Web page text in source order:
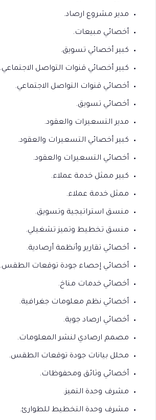
مدير مشروع ارصاد.
أخصائي مبيعات.
كبير أخصائي تسويق.
كبير أخصائي قنوات التواصل الاجتماعي.
أخصائي قنوات التواصل الاجتماعي.
أخصائي تسويق.
مدير التسعيرات والعقود.
كبير أخصائي التسعيرات والعقود.
أخصائي التسعيرات والعقود.
كبير ممثل خدمة عملاء.
ممثل خدمة عملاء.
منسق استراتيجية وتسويق.
منسق تخطيط وتميز تشغيلي.
أخصائي تقارير وأنظمة أرصادية.
أخصائي إحصاء جودة توقعات الطقس.
أخصائي خدمات مناخ.
أخصائي نظم معلومات جغرافية.
أخصائي ارصاد جوية.
مصمم ارصادي لنشر المعلومات.
محلل بيانات جودة توقعات الطقس.
أخصائي وثائق ومحفوظات.
مشرف وحدة التميز.
مشرف وحدة التخطيط للطوارئ.